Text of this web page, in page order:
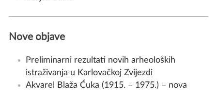
Nove objave
Preliminarni rezultati novih arheoloških
istraživanja u Karlovačkoj Zvijezdi
Akvarel Blaža Ćuka (1915. – 1975.) – nova